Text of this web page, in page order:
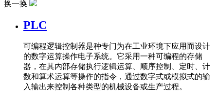
换一换
PLC
可编程逻辑控制器是种专门为在工业环境下应用而设计
的数字运算操作电子系统。它采用一种可编程的存储
器，在其内部存储执行逻辑运算、顺序控制、定时、计
数和算术运算等操作的指令，通过数字式或模拟式的输
入输出来控制各种类型的机械设备或生产过程。